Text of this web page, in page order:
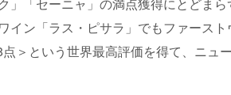
ン「ラス・ピサラ」でもファース
＞という世界最高評価を得て、ニュ